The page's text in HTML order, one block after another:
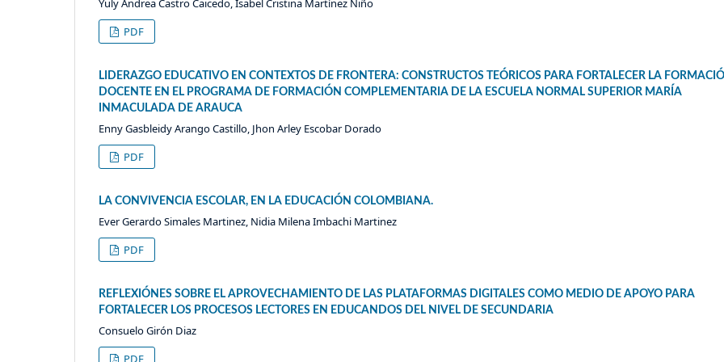
Yuly Andrea Castro Caicedo, Isabel Cristina Martínez Niño
PDF
LIDERAZGO EDUCATIVO EN CONTEXTOS DE FRONTERA: CONSTRUCTOS TEÓRICOS PARA FORTALECER LA
DOCENTE EN EL PROGRAMA DE FORMACIÓN COMPLEMENTARIA DE LA ESCUELA NORMAL SUPERIOR MARÍA
INMACULADA DE ARAUCA
Enny Gasbleidy Arango Castillo, Jhon Arley Escobar Dorado
PDF
LA CONVIVENCIA ESCOLAR, EN LA EDUCACIÓN COLOMBIANA.
Ever Gerardo Simales Martinez, Nidia Milena Imbachi Martinez
PDF
REFLEXIÓNES SOBRE EL APROVECHAMIENTO DE LAS PLATAFORMAS DIGITALES COMO MEDIO DE APOYO PARA
FORTALECER LOS PROCESOS LECTORES EN EDUCANDOS DEL NIVEL DE SECUNDARIA
Consuelo Girón Diaz
PDF